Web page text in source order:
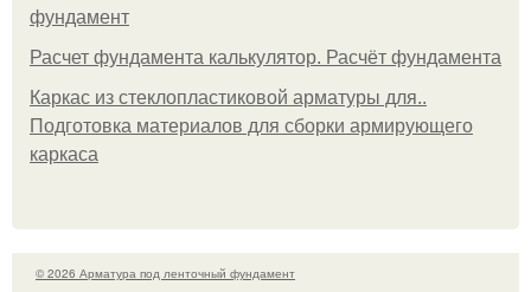
фундамент
Расчет фундамента калькулятор. Расчёт фундамента
Каркас из стеклопластиковой арматуры для..
Подготовка материалов для сборки армирующего
каркаса
© 2026 Арматура под ленточный фундамент